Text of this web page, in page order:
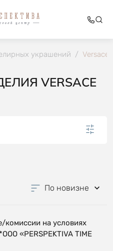
украшений / Versace
VERSACE
По новизне
комиссии на условиях
«PERSPEKTIVA TIME